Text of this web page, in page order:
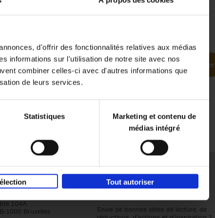
d'offrir des fonctionnalités relatives aux médias
informations sur l'utilisation de notre site avec nos
combiner celles-ci avec d'autres informations que
de leurs services.
Statistiques
Marketing et contenu de
médias intégré
Tout autoriser
352 Ajouter au panier
Éditions Racine
Tour & Taxis
bte 104A
B-1000 Bruxelles
Envie de bonnes idées de lecture, de